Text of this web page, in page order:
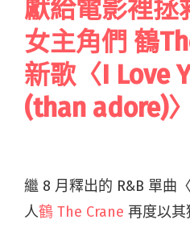
獻給電影裡拯
女主角們 鶴
新歌〈I Love
(than adore)〉
繼 8 月釋出的 R&B 單曲
人鶴 The Crane 再度以其